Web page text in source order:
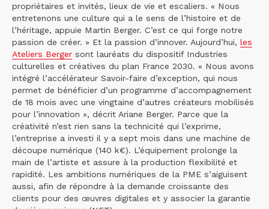
propriétaires et invités, lieux de vie et escaliers. « Nous
entretenons une culture qui a le sens de l’histoire et de
l’héritage, appuie Martin Berger. C’est ce qui forge notre
passion de créer. » Et la passion d’innover. Aujourd’hui, les
Ateliers Berger sont lauréats du dispositif Industries
culturelles et créatives du plan France 2030. « Nous avons
intégré l’accélérateur Savoir-faire d’exception, qui nous
permet de bénéficier d’un programme d’accompagnement
de 18 mois avec une vingtaine d’autres créateurs mobilisés
pour l’innovation », décrit Ariane Berger. Parce que la
créativité n’est rien sans la technicité qui l’exprime,
l’entreprise a investi il y a sept mois dans une machine de
découpe numérique (140 k€). L’équipement prolonge la
main de l’artiste et assure à la production flexibilité et
rapidité. Les ambitions numériques de la PME s’aiguisent
aussi, afin de répondre à la demande croissante des
clients pour des œuvres digitales et y associer la garantie